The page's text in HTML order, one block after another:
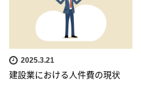
2025.3.21
建設業における人件費の現状